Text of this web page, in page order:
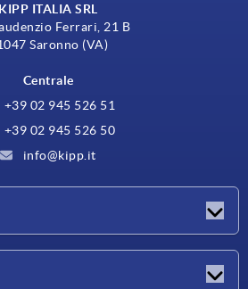
KIPP ITALIA SRL
Ferrari, 21 B
Saronno (VA)
Centrale
+39 02 945 526 51
+39 02 945 526 50
info@kipp.it